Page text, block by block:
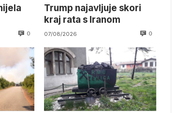
0
Trump najavljuje skori
kraj rata s Iranom
07/08/2026 0